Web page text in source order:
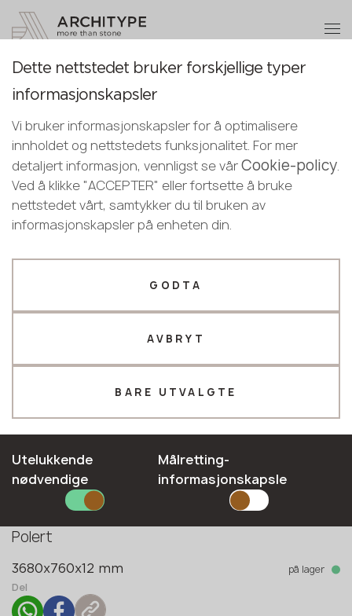
English
Norwegian
+48 22 602 20 22
Bli en partner
J-504 Cut Diamond
GRANDEX
Kolleksjon
Jewel (J)
Polert
3680x760x12 mm
på lager
Del
Bli en partner
Legg igjen dine opplysninger eller ring
oss
+48 22 602 20 22
Din bedriftsprofil
E-mail*
SEND INN SØKNADEN DIN
Takk!
våre ledere vil kontakte deg snart
Dette nettstedet bruker forskjellige typer
informasjonskapsler
Vi bruker informasjonskapsler for å optimalisere
innholdet og nettstedets funksjonalitet. For mer
detaljert informasjon, vennligst se vårCookie-policy.
Ved å klikke "ACCEPTER" eller fortsette å bruke
nettstedet vårt, samtykker du til bruken av
informasjonskapsler på enheten din.
BARE UTVALGTE
AVBRYT
GODTA
Utelukkende
nødvendige
Målretting-
informasjonskapsle